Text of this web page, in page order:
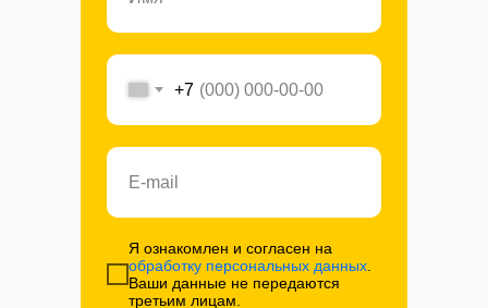
+7
Я ознакомлен и согласен на
обработку персональных данных
Ваши данные не передаются
третьим лицам.